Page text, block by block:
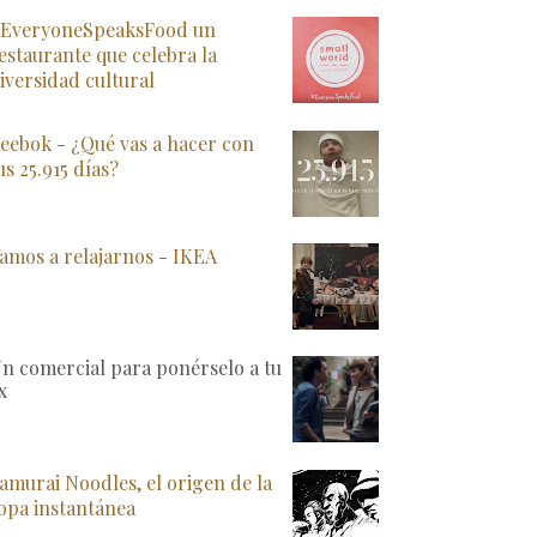
un
que celebra la
cultural
- ¿Qué vas a hacer con
25.915 días?
a relajarnos - IKEA
comercial para ponérselo a tu
Noodles, el origen de la
instantánea